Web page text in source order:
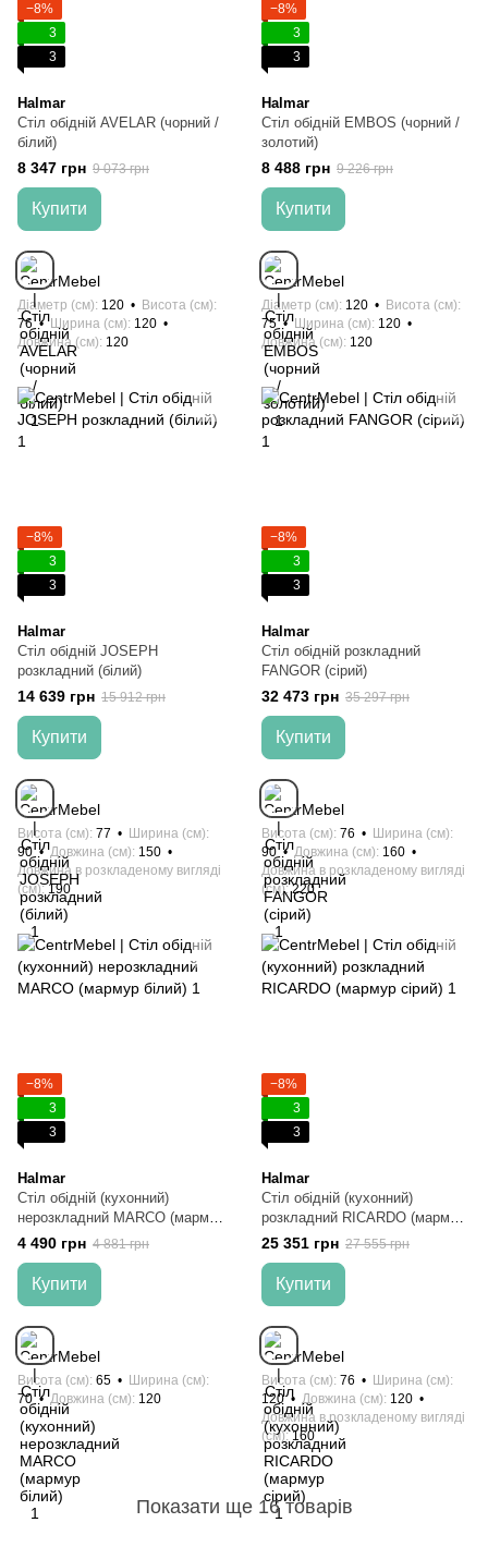
−8%
3
3
Halmar
Стіл обідній AVELAR (чорний /
білий)
8 347 грн 9 073 грн
Купити
Діаметр (см) 120
Висота (см)
76
Ширина (см) 120
Довжина (см) 120
−8%
3
3
Halmar
Стіл обідній EMBOS (чорний /
золотий)
8 488 грн 9 226 грн
Купити
Діаметр (см) 120
Висота (см)
75
Ширина (см) 120
Довжина (см) 120
−8%
3
3
Halmar
Стіл обідній JOSEPH
розкладний (білий)
14 639 грн 15 912 грн
Купити
Висота (см) 77
Ширина (см)
90
Довжина (см) 150
Довжина в розкладеному вигляді
(см) 190
−8%
3
3
Halmar
Стіл обідній розкладний
FANGOR (сірий)
32 473 грн 35 297 грн
Купити
Висота (см) 76
Ширина (см)
90
Довжина (см) 160
Довжина в розкладеному вигляді
(см) 220
−8%
3
3
Halmar
Стіл обідній (кухонний)
нерозкладний MARCO (мармур
білий)
4 490 грн 4 881 грн
Купити
Висота (см) 65
Ширина (см)
70
Довжина (см) 120
−8%
3
3
Halmar
Стіл обідній (кухонний)
розкладний RICARDO (мармур
сірий)
25 351 грн 27 555 грн
Купити
Висота (см) 76
Ширина (см)
120
Довжина (см) 120
Довжина в розкладеному вигляді
(см) 160
Показати ще 16 товарів